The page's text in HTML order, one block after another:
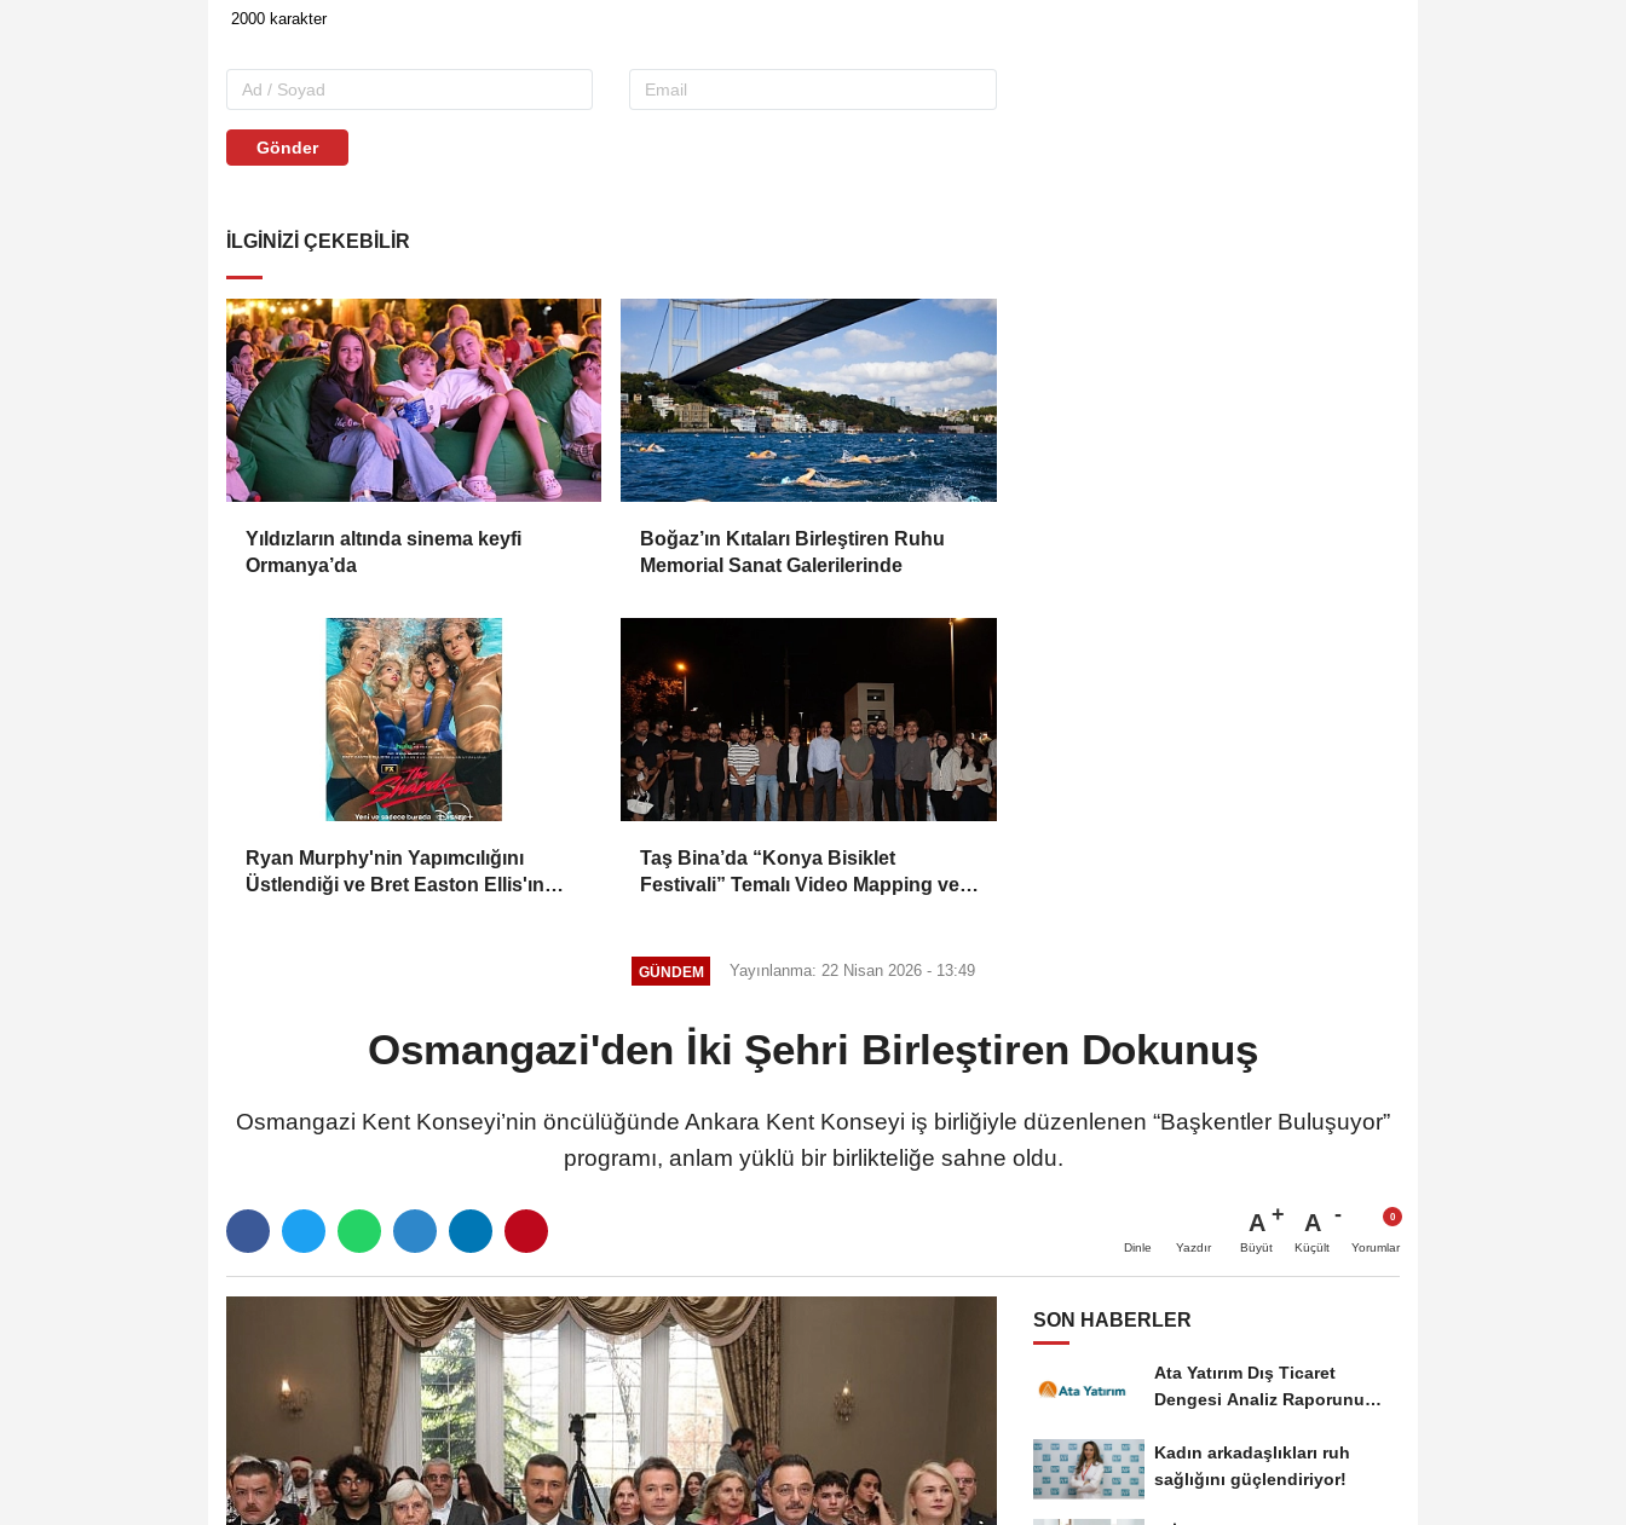
Gönder
İLGINIZI ÇEKEBILIR
Yıldızların altında sinema keyfi
Ormanya’da
Boğaz’ın Kıtaları Birleştiren Ruhu
Memorial Sanat Galerilerinde
Ryan Murphy'nin Yapımcılığını
Üstlendiği ve Bret Easton Ellis'ın
Taş Bina’da “Konya Bisiklet
Festivali” Temalı Video Mapping ve
GÜNDEM Yayınlanma: 22 Nisan 2026 - 13:49
Osmangazi'den İki Şehri Birleştiren Dokunuş
Osmangazi Kent Konseyi’nin öncülüğünde Ankara Kent Konseyi iş birliğiyle düzenlenen “Başkentler Buluşuyor”
programı, anlam yüklü bir birlikteliğe sahne oldu.
Dinle Yazdır
A
Büyüt
A
Küçült Yorumlar
SON HABERLER
Ata Yatırım Dış Ticaret
Dengesi Analiz Raporunu
Kadın arkadaşlıkları ruh
sağlığını güçlendiriyor!